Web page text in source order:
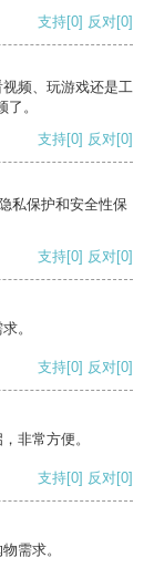
支持[0] 反对[0]
频、玩游戏还是工
。
支持[0] 反对[0]
私保护和安全性保
支持[0] 反对[0]
。
支持[0] 反对[0]
非常方便。
支持[0] 反对[0]
需求。